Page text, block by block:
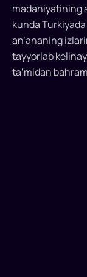
madaniyatining
kunda
an’ananing
tayyorlab
ta’midan